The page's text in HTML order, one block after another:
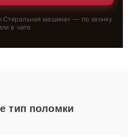
Стиральная машина» — по звонку
в чате
тип поломки